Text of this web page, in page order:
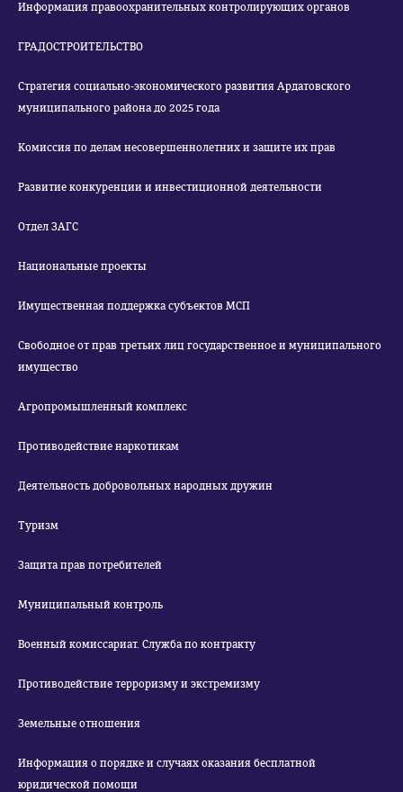
Информация правоохранительных контролирующих органов
ГРАДОСТРОИТЕЛЬСТВО
Стратегия социально-экономического развития Ардатовского
муниципального района до 2025 года
Комиссия по делам несовершеннолетних и защите их прав
Развитие конкуренции и инвестиционной деятельности
Отдел ЗАГС
Национальные проекты
Имущественная поддержка субъектов МСП
Свободное от прав третьих лиц государственное и муниципального
имущество
Агропромышленный комплекс
Противодействие наркотикам
Деятельность добровольных народных дружин
Туризм
Защита прав потребителей
Муниципальный контроль
Военный комиссариат. Служба по контракту
Противодействие терроризму и экстремизму
Земельные отношения
Информация о порядке и случаях оказания бесплатной
юридической помощи